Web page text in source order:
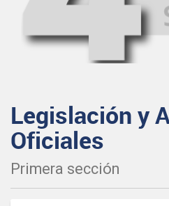
Legislación y
Oficiales
Primera sección